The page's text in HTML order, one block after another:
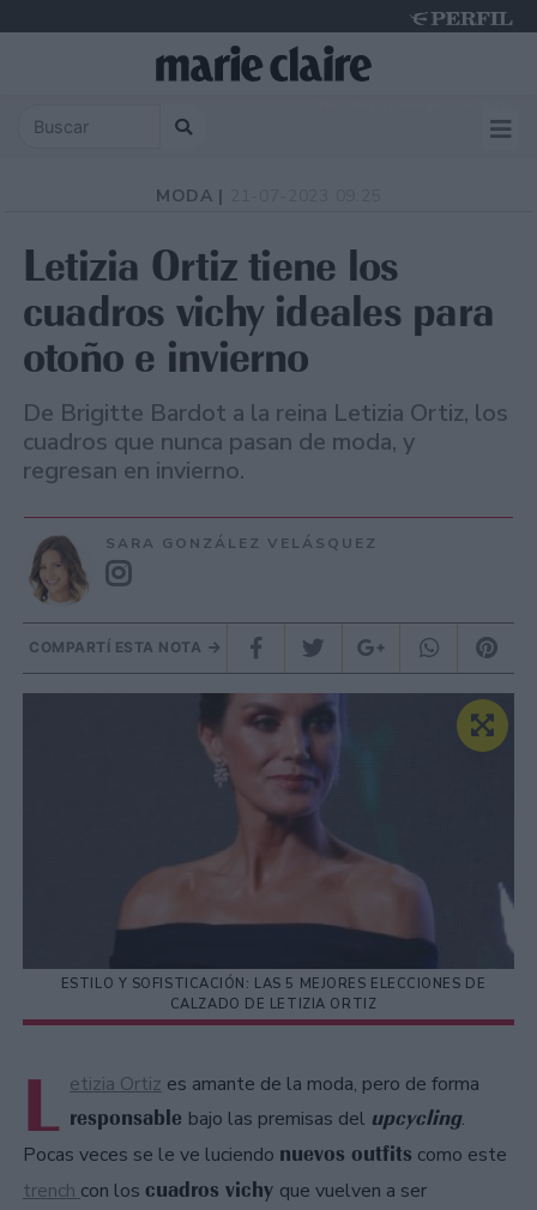
MODA |
Letizia Ortiz tiene los
cuadros vichy ideales para
otoño e invierno
De Brigitte Bardot a la reina Letizia Ortiz, los
cuadros que nunca pasan de moda, y
regresan en invierno.
SARA GONZÁLEZ VELÁSQUEZ
COMPARTÍ ESTA NOTA
ESTILO Y SOFISTICACIÓN: LAS 5 MEJORES ELECCIONES DE
CALZADO DE LETIZIA ORTIZ
L etizia Ortiz es amante de la moda, pero de forma
responsable bajo las premisas del upcycling.
Pocas veces se le ve luciendo nuevos outfits como este
trench con los cuadros vichy que vuelven a ser